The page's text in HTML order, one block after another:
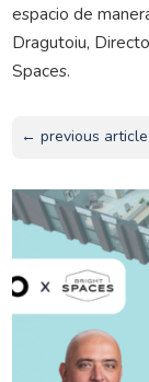
espacio de
Dragutoiu,
Spaces.
← previous article